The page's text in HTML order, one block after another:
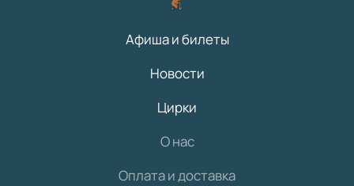
Афиша и билеты
Новости
Цирки
О нас
Оплата и доставка